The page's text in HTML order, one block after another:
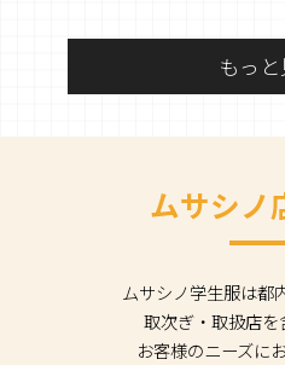
もっと
ムサシノ
ムサシノ学生服は都
取次ぎ・取扱店を
お客様のニーズに